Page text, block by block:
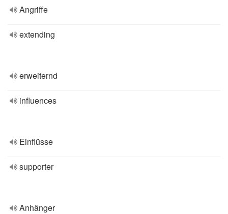
Angriffe
extending
erweiternd
influences
Einflüsse
supporter
Anhänger